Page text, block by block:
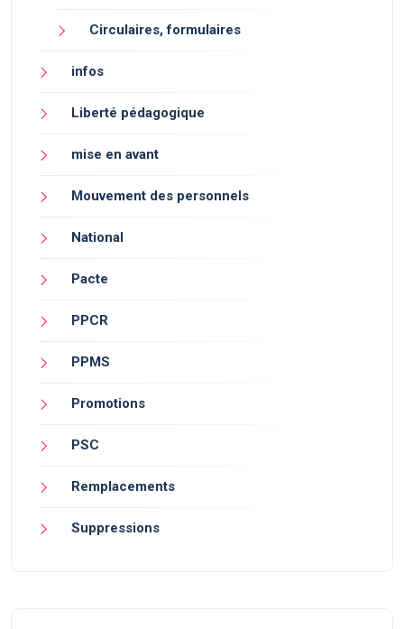
Circulaires, formulaires
infos
Liberté pédagogique
mise en avant
Mouvement des personnels
National
Pacte
PPCR
PPMS
Promotions
PSC
Remplacements
Suppressions